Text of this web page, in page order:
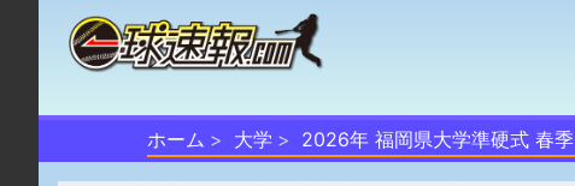
ホーム 大学 2026年 福岡県大学準硬式 春季